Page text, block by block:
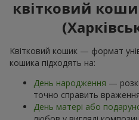
квітковий
Квітковий кошик — формат
кошика підходять на:
День народження —
точно справить
День матері або